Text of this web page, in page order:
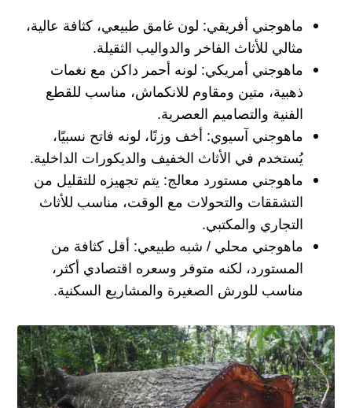
ماهوجني أفريقي: لون غامق طبيعي، كثافة عالية،
مثالي للأثاث الفاخر والدواليب الثقيلة.
ماهوجني أمريكي: لونه أحمر داكن مع نغمات
ذهبية، متين ومقاوم للانكماش، مناسب للقطع
الفنية والتصاميم العصرية.
ماهوجني آسيوي: أخف وزنًا، لونه فاتح نسبيًا،
يُستخدم في الأثاث الخفيف والديكورات الداخلية.
ماهوجني مستورد معالج: يتم تجهيزه للتقليل من
التشققات والتحولات مع الوقت، مناسب للأثاث
التجاري والمكتبي.
ماهوجني محلي / شبه طبيعي: أقل كثافة من
المستورد، لكنه متوفر وسعره اقتصادي أكثر،
مناسب للورش الصغيرة والمشاريع السكنية.